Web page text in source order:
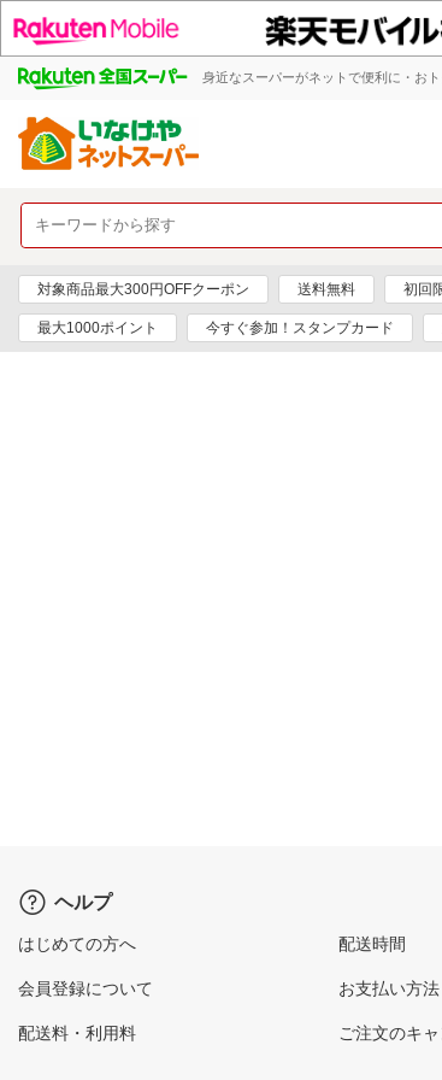
身近なスーパーがネットで便利に・お
対象商品最大300円OFFクーポン 送料無料 初回
最大1000ポイント 今すぐ参加！スタンプカード
ヘルプ
はじめての方へ
会員登録について
配送料・利用料
配送時間
お支払い方法
ご注文のキ